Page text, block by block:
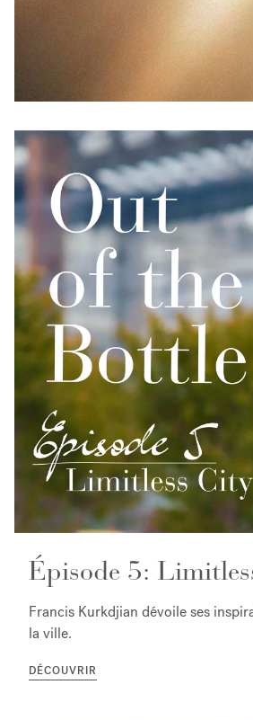
Épisode 5:
Francis Kurkdjian dévoile ses
la ville.
DÉCOUVRIR